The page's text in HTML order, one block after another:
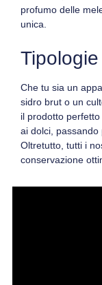
profumo delle
unica.
Che tu sia un
sidro brut o un
il prodotto
ai dolci, passando
Oltretutto , tutti i
conservazione